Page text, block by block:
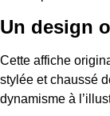
Un design
Cette affiche
stylée et chaussé
dynamisme à